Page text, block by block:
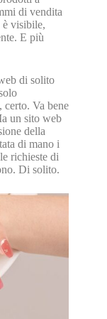
di vendita
visibile,
E più
di solito
certo. Va bene
un sito web
della
di mano i
richieste di
Di solito.